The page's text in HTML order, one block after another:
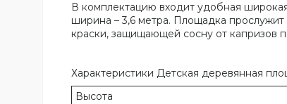
В комплектацию входит удобная
ширина – 3,6 метра. Площадка
краски, защищающей сосну от капризов
Характеристики Детская деревянная
Высота